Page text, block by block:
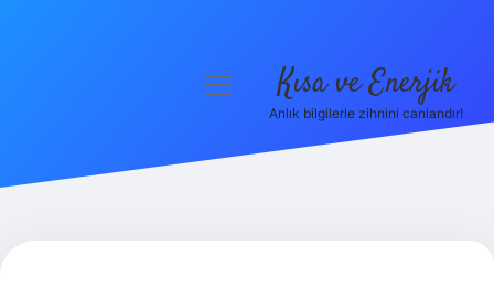
menüyü
Kısa ve Enerjik
Anlık bilgilerle zihnini canlandır!